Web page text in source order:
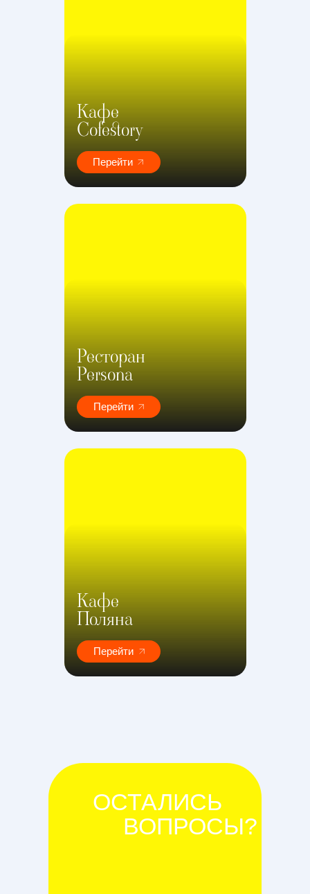
Перейти
Кафе
Поляна
Перейти
Ресторан
Persona
Перейти
Кафе
Cofestory
ВОПРОСЫ?
ОСТАЛИСЬ